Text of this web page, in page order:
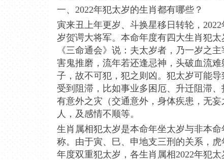
一、2022年犯太岁的生肖都有哪些？
寅来丑上年更岁、斗换星移日转轮，
岁贺谔大将军。本命年度有四大生肖犯
《三命通会》说：夫太岁者，乃一岁之
害鬼推磨，流年若还逢忌神，头破血流
子，故不可犯，犯之则凶。犯太岁可能
受到阻滞，比如事业多困厄、升迁阻滞
有意外之灾（交通意外，身体疾患，无
人，及感情不顺等。
生肖属相犯太岁是本命年坐太岁与非本
称。由于寅、巳、申地支三刑的关系，
年度双重犯太岁，各生肖属相2022年犯太